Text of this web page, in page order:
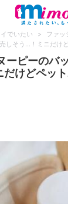
でいたい > ファッ
しそう…！ミニだけ
ーピーのバ
けどペッ